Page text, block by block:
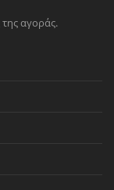
της αγοράς.